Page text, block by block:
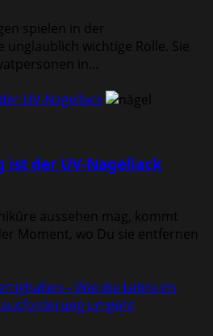
spielen in der
wichtige Rolle. Sie
in...
UV-Nagellack
ist der UV-Nagellack
aussehen mag, kommt
Moment, wo Du sie entfernen
– Wie die Lehre im
umgeht